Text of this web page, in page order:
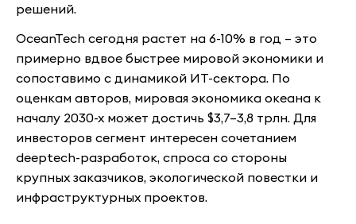
решений.
OceanTech сегодня растет на 6-10% в год – это
примерно вдвое быстрее мировой экономики и
сопоставимо с динамикой ИТ-сектора. По
оценкам авторов, мировая экономика океана к
началу 2030-х может достичь $3,7–3,8 трлн. Для
инвесторов сегмент интересен сочетанием
deeptech-разработок, спроса со стороны
крупных заказчиков, экологической повестки и
инфраструктурных проектов.